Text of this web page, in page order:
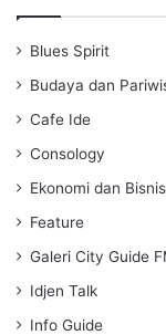
Blues Spirit
Budaya dan
Cafe Ide
Consology
Ekonomi dan Bisnis
Feature
Galeri City Guide
Idjen Talk
Info Guide